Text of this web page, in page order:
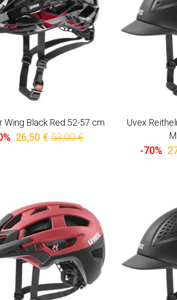
Wing Black Red 52-57 cm
26,50 € 53,00 €
Uvex
-70%